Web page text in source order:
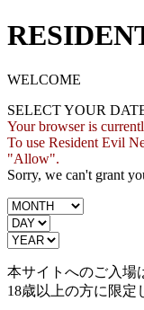
WELCOME
SELECT YOUR
Your browser is
To use Resident Evil
"Allow".
Sorry, we can't grant
本サイトへのご入場
18歳以上の方に限定